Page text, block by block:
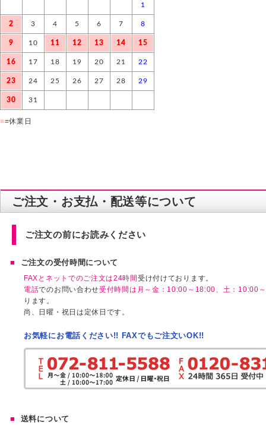
1
2 3 4 5 6 7 8
9 10 11 12 13 14 15
16 17 18 19 20 21 22
23 24 25 26 27 28 29
30 31
■=休業日
ご注文・お支払・配送等について
ご注文の前にお読みください
ご注文の受付時間について
FAXとネットでのご注文は24時間受け付けております。
電話でのお問い合わせ受付時間は月～金：10:00～18:00、土：10:00
ります。
尚、日曜・祝日は定休日です。
お気軽にお電話ください!! FAXでもご注文いOK!!
送料について